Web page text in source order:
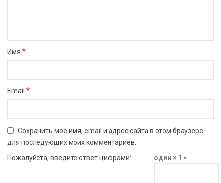
Имя *
Email *
Сохранить моё имя, email и адрес сайта в этом браузере
для последующих моих комментариев.
Пожалуйста, введите ответ цифрами:
один × 1 =